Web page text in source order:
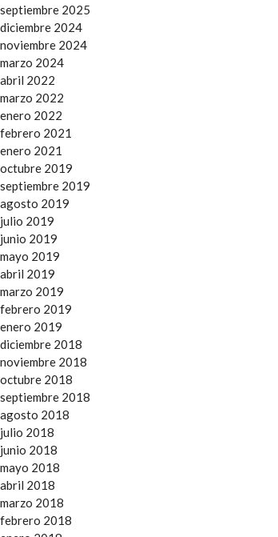
septiembre 2025
diciembre 2024
noviembre 2024
marzo 2024
abril 2022
marzo 2022
enero 2022
febrero 2021
enero 2021
octubre 2019
septiembre 2019
agosto 2019
julio 2019
junio 2019
mayo 2019
abril 2019
marzo 2019
febrero 2019
enero 2019
diciembre 2018
noviembre 2018
octubre 2018
septiembre 2018
agosto 2018
julio 2018
junio 2018
mayo 2018
abril 2018
marzo 2018
febrero 2018